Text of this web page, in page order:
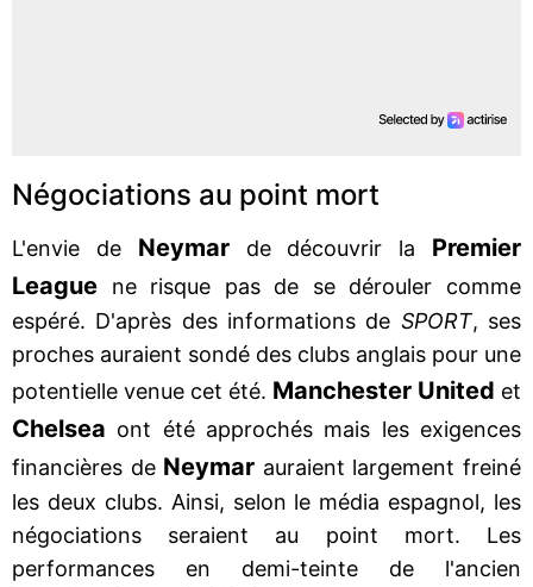
Négociations au point mort
L'envie de Neymarde découvrir la Premier
League ne risque pas de se dérouler comme
espéré. D'après des informations de SPORT, ses
proches auraient sondé des clubs anglais pour une
potentielle venue cet été. Manchester United et
Chelsea ont été approchés mais les exigences
financières de Neymar auraient largement freiné
les deux clubs. Ainsi, selon le média espagnol, les
négociations seraient au point mort. Les
performances en demi-teinte de l'ancien